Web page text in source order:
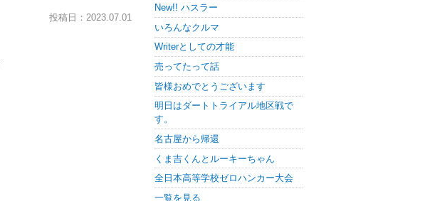
投稿日：2023.07.01
New!! ハスラー
いろんなクルマ
Writerとしての才能
売ってたって話
皆様おめでとうございます
明日はダートトライアル地区戦で
す。
名古屋から帰還
くま吉くんとルーキーちゃん
全日本高等学校ゼロハンカー大会
一覧を見る